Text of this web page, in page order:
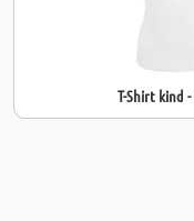
T-Shirt kind -